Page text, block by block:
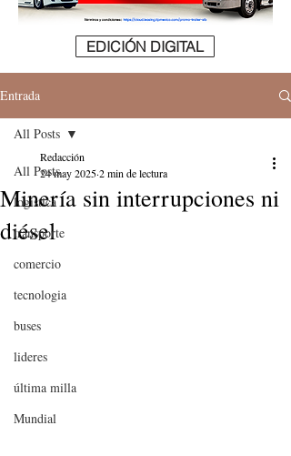
EDICIÓN DIGITAL
Entrada
All Posts
logistica
transporte
comercio
tecnologia
buses
lideres
última milla
Mundial
All Posts
Minería sin interrupciones ni
diésel
Redacción
24 may 20252 min de lectura